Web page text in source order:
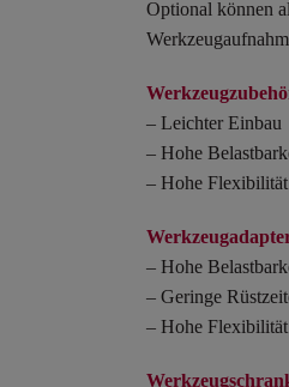
Optional können
– Leichter
– Hohe
– Hohe
– Hohe
– Geringe
– Hohe Flexibilität